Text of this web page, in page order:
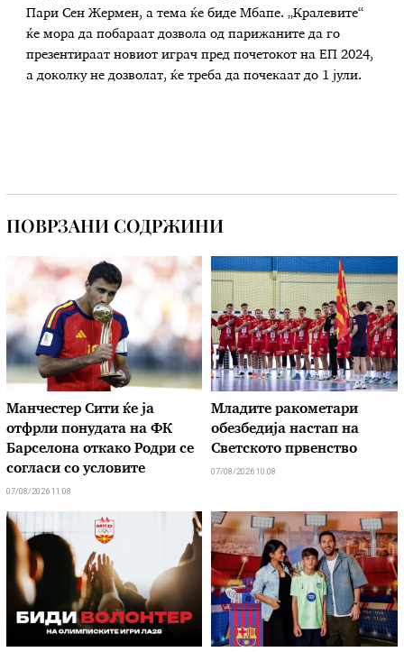
Пари Сен Жермен, а тема ќе биде Мбапе. „Кралевите“
ќе мора да побараат дозвола од парижаните да го
презентираат новиот играч пред почетокот на ЕП 2024,
а доколку не дозволат, ќе треба да почекаат до 1 јули.
ПОВРЗАНИ СОДРЖИНИ
Манчестер Сити ќе ја
отфрли понудата на ФК
Барселона откако Родри се
согласи со условите
07/08/2026 11:08
Младите ракометари
обезбедија настап на
Светското првенство
07/08/2026 10:08